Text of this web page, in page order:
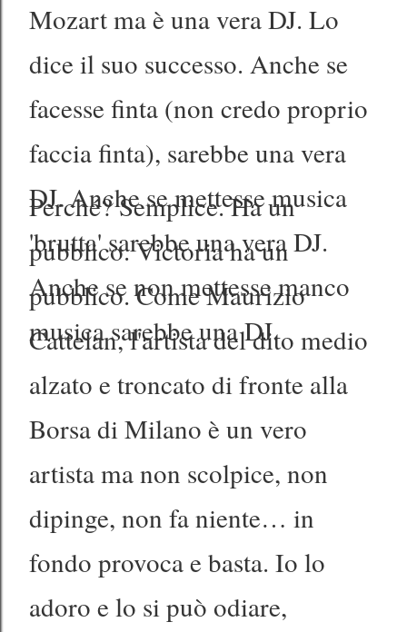
Mozart ma è una vera DJ. Lo
dice il suo successo. Anche se
facesse finta (non credo proprio
faccia finta), sarebbe una vera
DJ. Anche se mettesse musica
'brutta' sarebbe una vera DJ.
Anche se non mettesse manco
musica sarebbe una DJ.
Perché? Semplice. Ha un
pubblico. Victoria ha un
pubblico. Come Maurizio
Cattelan, l'artista del dito medio
alzato e troncato di fronte alla
Borsa di Milano è un vero
artista ma non scolpice, non
dipinge, non fa niente… in
fondo provoca e basta. Io lo
adoro e lo si può odiare,